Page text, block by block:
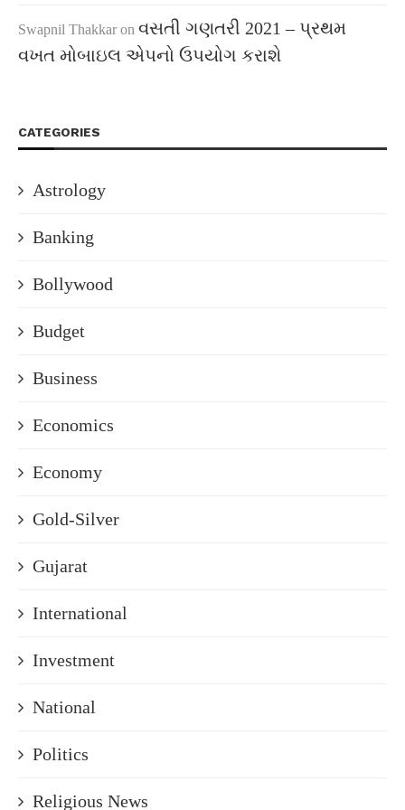
Swapnil Thakkar on વસતી ગણતરી 2021 – પ્રથમ
વખત મોબાઇલ એપનો ઉપયોગ કરાશે
CATEGORIES
Astrology
Banking
Bollywood
Budget
Business
Economics
Economy
Gold-Silver
Gujarat
International
Investment
National
Politics
Religious News